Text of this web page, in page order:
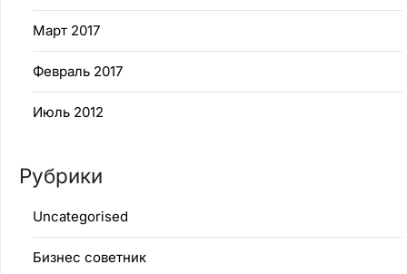
Март 2017
Февраль 2017
Июль 2012
Рубрики
Uncategorised
Бизнес советник